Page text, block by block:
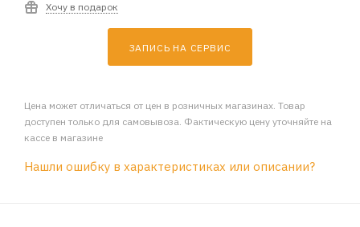
Хочу в подарок
ЗАПИСЬ НА СЕРВИС
Цена может отличаться от цен в розничных магазинах. Товар
доступен только для самовывоза. Фактическую цену уточняйте на
кассе в магазине
Нашли ошибку в характеристиках или описании?